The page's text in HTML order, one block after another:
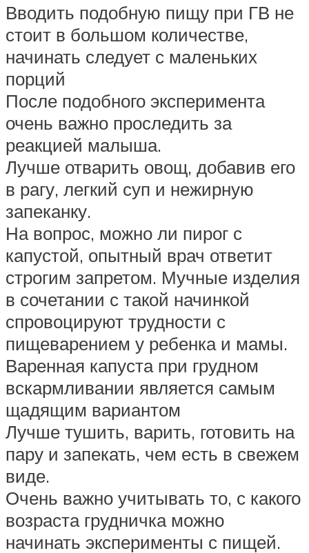
Вводить подобную пищу при ГВ не
стоит в большом количестве,
начинать следует с маленьких
порций
После подобного эксперимента
очень важно проследить за
реакцией малыша.
Лучше отварить овощ, добавив его
в рагу, легкий суп и нежирную
запеканку.
На вопрос, можно ли пирог с
капустой, опытный врач ответит
строгим запретом. Мучные изделия
в сочетании с такой начинкой
спровоцируют трудности с
пищеварением у ребенка и мамы.
Варенная капуста при грудном
вскармливании является самым
щадящим вариантом
Лучше тушить, варить, готовить на
пару и запекать, чем есть в свежем
виде.
Очень важно учитывать то, с какого
возраста грудничка можно
начинать эксперименты с пищей.